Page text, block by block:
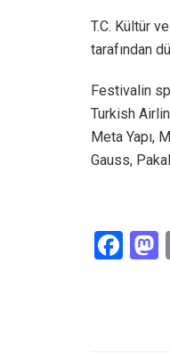
T.C. Kültür
tarafından
Festivalin
Turkish
Meta Yapı,
Gauss,
F